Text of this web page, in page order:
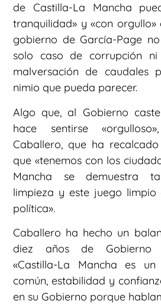
de Castilla-La Mancha
tranquilidad» y «con orgullo»
gobierno de García-Page
solo caso de corrupción
malversación de caudales
nimio que pueda parecer.
Algo que, al Gobierno
hace sentirse
Caballero, que ha
que «tenemos con los
Mancha se demuestra
limpieza y este juego
política».
Caballero ha hecho un
diez años de Gobierno
«Castilla-La Mancha es
común, estabilidad y
en su Gobierno porque